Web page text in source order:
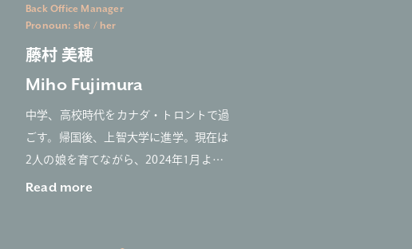
Back Office Manager
Pronoun: she / her
藤村 美穂
Miho Fujimura
中学、高校時代をカナダ・トロントで過
ごす。帰国後、上智大学に進学。現在は
2人の娘を育てながら、2024年1月より
主にバックオフィス業務を担う。
Read more